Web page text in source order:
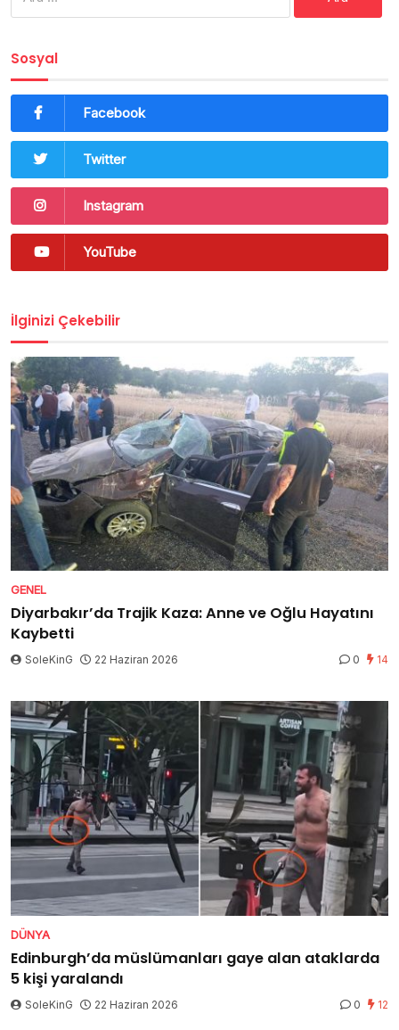
Sosyal
Facebook
Twitter
Instagram
YouTube
İlginizi Çekebilir
GENEL
Diyarbakır’da Trajik Kaza: Anne ve Oğlu Hayatını
Kaybetti
SoleKinG 22 Haziran 2026 0 14
DÜNYA
Edinburgh’da müslümanları gaye alan ataklarda
5 kişi yaralandı
SoleKinG 22 Haziran 2026 0 12